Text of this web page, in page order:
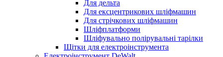
Для дельта
Для ексцентрикових шліфмашин
Для стрічкових шліфмашин
Шліфплатформи
Шліфувально полірувальні тарілки
Щітки для електроінструмента